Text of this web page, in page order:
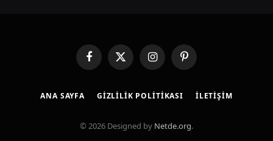
FacebookX
(Twitter)
InstagramPinterest
ANA SAYFA GIZLILIK POLITIKASI İLETIŞIM
© 2026 Designed by Netde.org.